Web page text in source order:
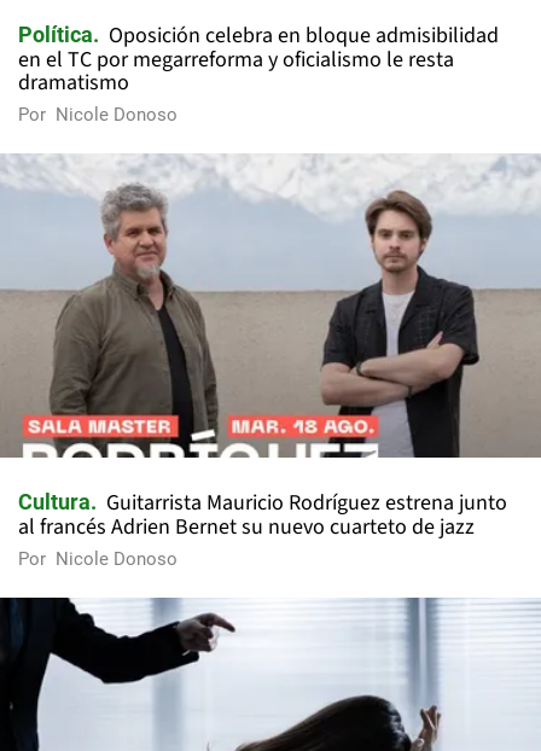
Política
Oposición celebra en bloque admisibilidad
en el TC por megarreforma y oficialismo le resta
dramatismo
Por Nicole Donoso
Cultura
Guitarrista Mauricio Rodríguez estrena junto
al francés Adrien Bernet su nuevo cuarteto de jazz
Por Nicole Donoso